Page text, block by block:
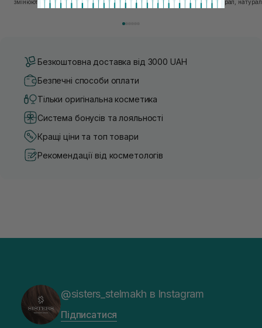
змінюються зі швидкістю світла, а ринок популярної
косметики переповнений новими пропозиціями, вибір
природний мінерал,
безліч переваг для шкіри
Безкоштовна доставка від 3000 UAH
Безпечні способи оплати
Тільки оригінальна косметика
Система бонусів та лояльності
Кращі ціни та топ товари
Рекомендації від косметологів
@sisters_stelmakh в Instagram
Підписатися